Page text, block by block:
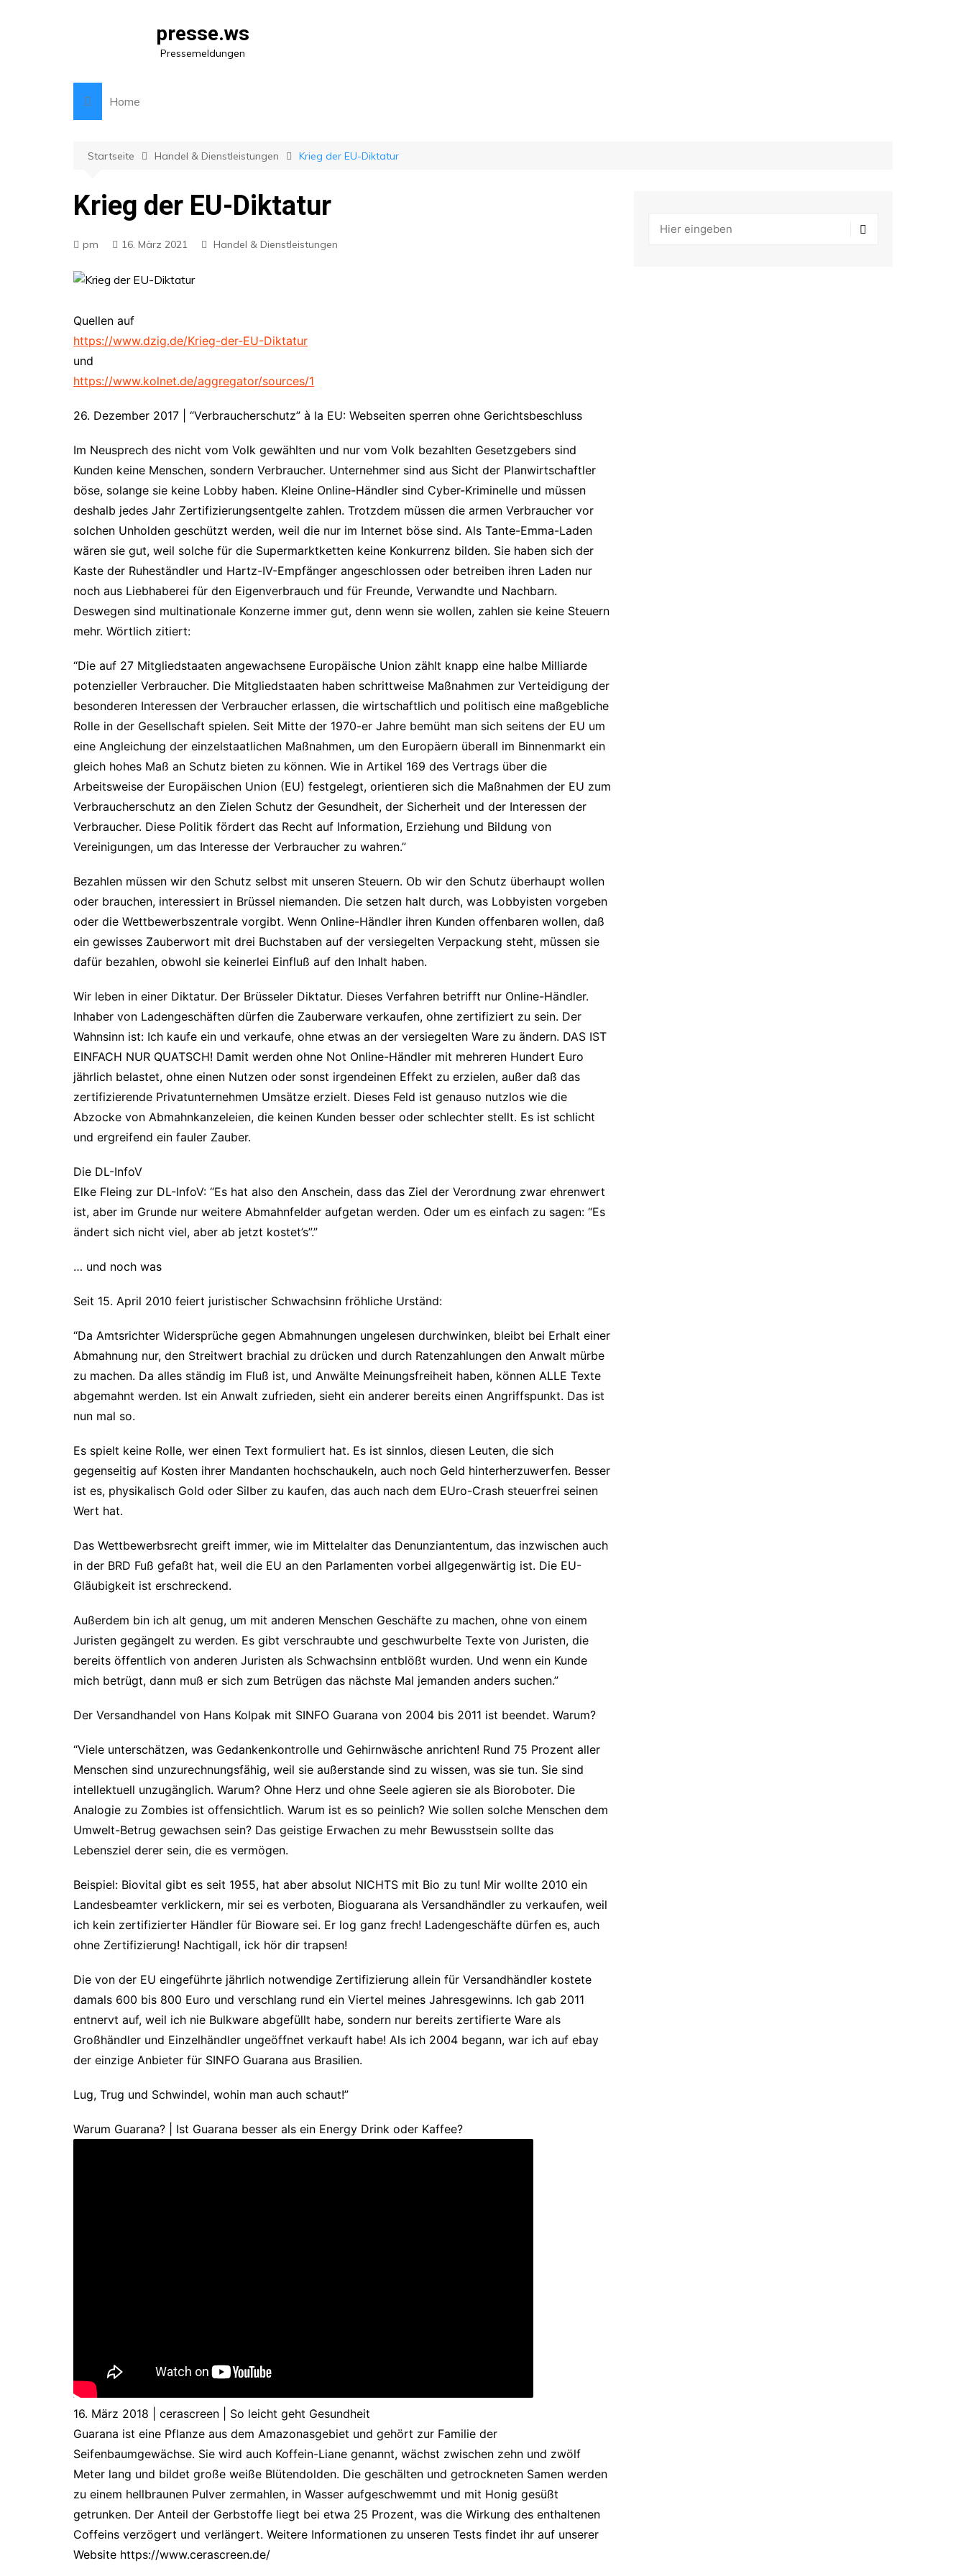
presse.ws
Pressemeldungen
Home
Startseite Handel & Dienstleistungen Krieg der EU-Diktatur
Krieg der EU-Diktatur
pm 16. März 2021 Handel & Dienstleistungen
Quellen auf
https://www.dzig.de/Krieg-der-EU-Diktatur
und
https://www.kolnet.de/aggregator/sources/1
26. Dezember 2017 | “Verbraucherschutz” à la EU: Webseiten sperren ohne Gerichtsbeschluss
Im Neusprech des nicht vom Volk gewählten und nur vom Volk bezahlten Gesetzgebers sind
Kunden keine Menschen, sondern Verbraucher. Unternehmer sind aus Sicht der Planwirtschaftler
böse, solange sie keine Lobby haben. Kleine Online-Händler sind Cyber-Kriminelle und müssen
deshalb jedes Jahr Zertifizierungsentgelte zahlen. Trotzdem müssen die armen Verbraucher vor
solchen Unholden geschützt werden, weil die nur im Internet böse sind. Als Tante-Emma-Laden
wären sie gut, weil solche für die Supermarktketten keine Konkurrenz bilden. Sie haben sich der
Kaste der Ruheständler und Hartz-IV-Empfänger angeschlossen oder betreiben ihren Laden nur
noch aus Liebhaberei für den Eigenverbrauch und für Freunde, Verwandte und Nachbarn.
Deswegen sind multinationale Konzerne immer gut, denn wenn sie wollen, zahlen sie keine Steuern
mehr. Wörtlich zitiert:
“Die auf 27 Mitgliedstaaten angewachsene Europäische Union zählt knapp eine halbe Milliarde
potenzieller Verbraucher. Die Mitgliedstaaten haben schrittweise Maßnahmen zur Verteidigung der
besonderen Interessen der Verbraucher erlassen, die wirtschaftlich und politisch eine maßgebliche
Rolle in der Gesellschaft spielen. Seit Mitte der 1970-er Jahre bemüht man sich seitens der EU um
eine Angleichung der einzelstaatlichen Maßnahmen, um den Europäern überall im Binnenmarkt ein
gleich hohes Maß an Schutz bieten zu können. Wie in Artikel 169 des Vertrags über die
Arbeitsweise der Europäischen Union (EU) festgelegt, orientieren sich die Maßnahmen der EU zum
Verbraucherschutz an den Zielen Schutz der Gesundheit, der Sicherheit und der Interessen der
Verbraucher. Diese Politik fördert das Recht auf Information, Erziehung und Bildung von
Vereinigungen, um das Interesse der Verbraucher zu wahren.”
Bezahlen müssen wir den Schutz selbst mit unseren Steuern. Ob wir den Schutz überhaupt wollen
oder brauchen, interessiert in Brüssel niemanden. Die setzen halt durch, was Lobbyisten vorgeben
oder die Wettbewerbszentrale vorgibt. Wenn Online-Händler ihren Kunden offenbaren wollen, daß
ein gewisses Zauberwort mit drei Buchstaben auf der versiegelten Verpackung steht, müssen sie
dafür bezahlen, obwohl sie keinerlei Einfluß auf den Inhalt haben.
Wir leben in einer Diktatur. Der Brüsseler Diktatur. Dieses Verfahren betrifft nur Online-Händler.
Inhaber von Ladengeschäften dürfen die Zauberware verkaufen, ohne zertifiziert zu sein. Der
Wahnsinn ist: Ich kaufe ein und verkaufe, ohne etwas an der versiegelten Ware zu ändern. DAS IST
EINFACH NUR QUATSCH! Damit werden ohne Not Online-Händler mit mehreren Hundert Euro
jährlich belastet, ohne einen Nutzen oder sonst irgendeinen Effekt zu erzielen, außer daß das
zertifizierende Privatunternehmen Umsätze erzielt. Dieses Feld ist genauso nutzlos wie die
Abzocke von Abmahnkanzeleien, die keinen Kunden besser oder schlechter stellt. Es ist schlicht
und ergreifend ein fauler Zauber.
Die DL-InfoV
Elke Fleing zur DL-InfoV: “Es hat also den Anschein, dass das Ziel der Verordnung zwar ehrenwert
ist, aber im Grunde nur weitere Abmahnfelder aufgetan werden. Oder um es einfach zu sagen: “Es
ändert sich nicht viel, aber ab jetzt kostet’s”.”
… und noch was
Seit 15. April 2010 feiert juristischer Schwachsinn fröhliche Urständ:
“Da Amtsrichter Widersprüche gegen Abmahnungen ungelesen durchwinken, bleibt bei Erhalt einer
Abmahnung nur, den Streitwert brachial zu drücken und durch Ratenzahlungen den Anwalt mürbe
zu machen. Da alles ständig im Fluß ist, und Anwälte Meinungsfreiheit haben, können ALLE Texte
abgemahnt werden. Ist ein Anwalt zufrieden, sieht ein anderer bereits einen Angriffspunkt. Das ist
nun mal so.
Es spielt keine Rolle, wer einen Text formuliert hat. Es ist sinnlos, diesen Leuten, die sich
gegenseitig auf Kosten ihrer Mandanten hochschaukeln, auch noch Geld hinterherzuwerfen. Besser
ist es, physikalisch Gold oder Silber zu kaufen, das auch nach dem EUro-Crash steuerfrei seinen
Wert hat.
Das Wettbewerbsrecht greift immer, wie im Mittelalter das Denunziantentum, das inzwischen auch
in der BRD Fuß gefaßt hat, weil die EU an den Parlamenten vorbei allgegenwärtig ist. Die EU-
Gläubigkeit ist erschreckend.
Außerdem bin ich alt genug, um mit anderen Menschen Geschäfte zu machen, ohne von einem
Juristen gegängelt zu werden. Es gibt verschraubte und geschwurbelte Texte von Juristen, die
bereits öffentlich von anderen Juristen als Schwachsinn entblößt wurden. Und wenn ein Kunde
mich betrügt, dann muß er sich zum Betrügen das nächste Mal jemanden anders suchen.”
Der Versandhandel von Hans Kolpak mit SINFO Guarana von 2004 bis 2011 ist beendet. Warum?
“Viele unterschätzen, was Gedankenkontrolle und Gehirnwäsche anrichten! Rund 75 Prozent aller
Menschen sind unzurechnungsfähig, weil sie außerstande sind zu wissen, was sie tun. Sie sind
intellektuell unzugänglich. Warum? Ohne Herz und ohne Seele agieren sie als Bioroboter. Die
Analogie zu Zombies ist offensichtlich. Warum ist es so peinlich? Wie sollen solche Menschen dem
Umwelt-Betrug gewachsen sein? Das geistige Erwachen zu mehr Bewusstsein sollte das
Lebensziel derer sein, die es vermögen.
Beispiel: Biovital gibt es seit 1955, hat aber absolut NICHTS mit Bio zu tun! Mir wollte 2010 ein
Landesbeamter verklickern, mir sei es verboten, Bioguarana als Versandhändler zu verkaufen, weil
ich kein zertifizierter Händler für Bioware sei. Er log ganz frech! Ladengeschäfte dürfen es, auch
ohne Zertifizierung! Nachtigall, ick hör dir trapsen!
Die von der EU eingeführte jährlich notwendige Zertifizierung allein für Versandhändler kostete
damals 600 bis 800 Euro und verschlang rund ein Viertel meines Jahresgewinns. Ich gab 2011
entnervt auf, weil ich nie Bulkware abgefüllt habe, sondern nur bereits zertifierte Ware als
Großhändler und Einzelhändler ungeöffnet verkauft habe! Als ich 2004 begann, war ich auf ebay
der einzige Anbieter für SINFO Guarana aus Brasilien.
Lug, Trug und Schwindel, wohin man auch schaut!”
Warum Guarana? | Ist Guarana besser als ein Energy Drink oder Kaffee?
16. März 2018 | cerascreen | So leicht geht Gesundheit
Guarana ist eine Pflanze aus dem Amazonasgebiet und gehört zur Familie der
Seifenbaumgewächse. Sie wird auch Koffein-Liane genannt, wächst zwischen zehn und zwölf
Meter lang und bildet große weiße Blütendolden. Die geschälten und getrockneten Samen werden
zu einem hellbraunen Pulver zermahlen, in Wasser aufgeschwemmt und mit Honig gesüßt
getrunken. Der Anteil der Gerbstoffe liegt bei etwa 25 Prozent, was die Wirkung des enthaltenen
Coffeins verzögert und verlängert. Weitere Informationen zu unseren Tests findet ihr auf unserer
Website https://www.cerascreen.de/